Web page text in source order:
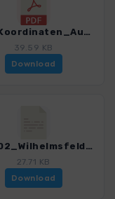
GPS-Koordinaten_Ausgangspunkte_WF_Route de Laendle_4515_1.pdf
39.59 KB
Download
RdL_02_Wilhelmsfeld-Neckarsteinach_4515_1.gpx
27.71 KB
Download